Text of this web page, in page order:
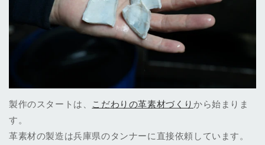
製作のスタートは、 こだわりの革素材づくり から始まりま
す。
革素材の製造は兵庫県のタンナーに直接依頼しています。